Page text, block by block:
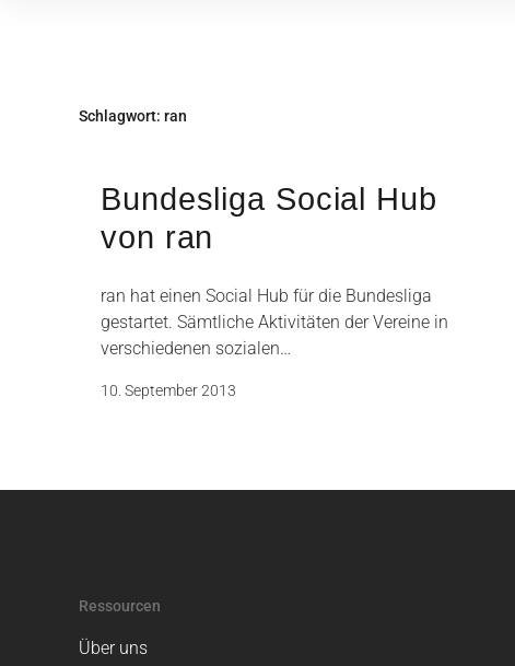
Schlagwort: ran
Bundesliga Social Hub
von ran
ran hat einen Social Hub für die Bundesliga
gestartet. Sämtliche Aktivitäten der Vereine in
verschiedenen sozialen…
10. September 2013
Ressourcen
Über uns